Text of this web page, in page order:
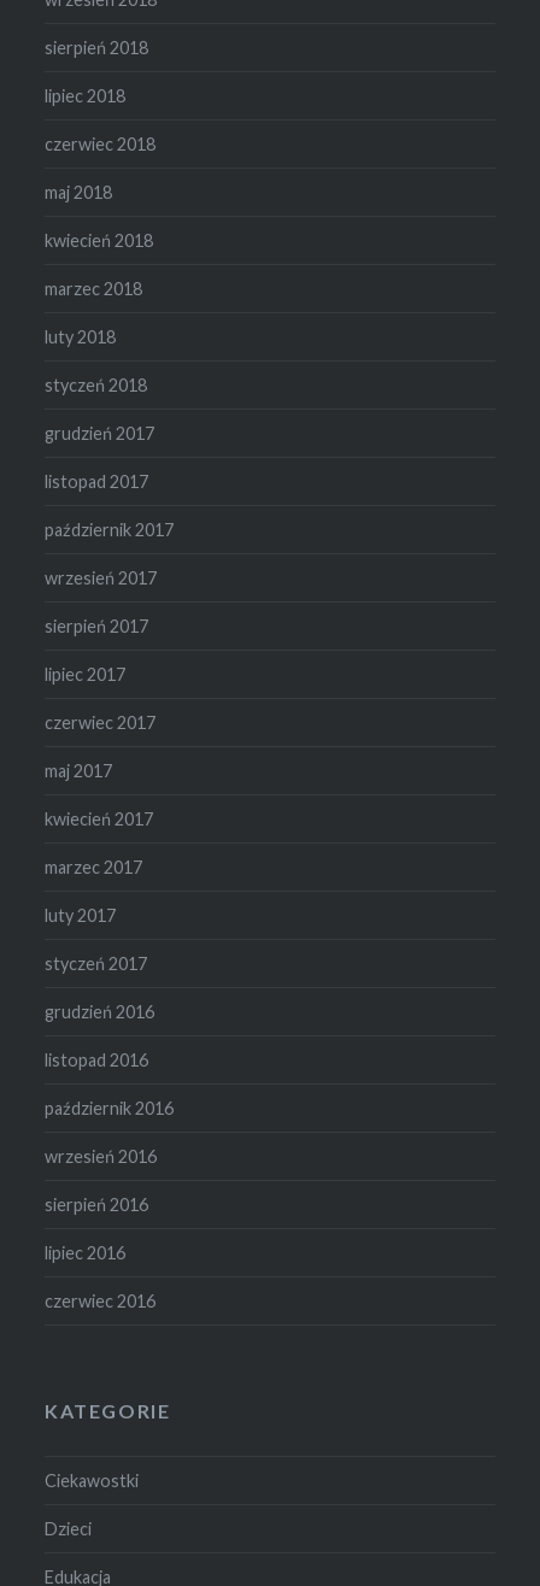
sierpień 2018
lipiec 2018
czerwiec 2018
maj 2018
kwiecień 2018
marzec 2018
luty 2018
styczeń 2018
grudzień 2017
listopad 2017
październik 2017
wrzesień 2017
sierpień 2017
lipiec 2017
czerwiec 2017
maj 2017
kwiecień 2017
marzec 2017
luty 2017
styczeń 2017
grudzień 2016
listopad 2016
październik 2016
wrzesień 2016
sierpień 2016
lipiec 2016
czerwiec 2016
KATEGORIE
Ciekawostki
Dzieci
Edukacja